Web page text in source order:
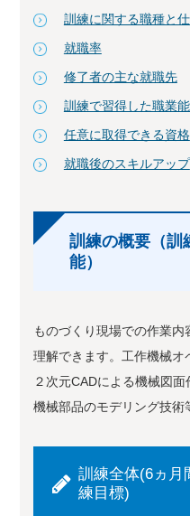
訓練に関する職種と
就職率
修了者の主な就職先
訓練で習得した職業
任意に取得できる資格
就職後のスキルアップ
訓練の概要（訓
能）
ものづくり現場での作業
理解できます。工作機械
２次元CADによる機械図
機械部品のモデリング技術
訓練全体(6ヵ月
練目標)